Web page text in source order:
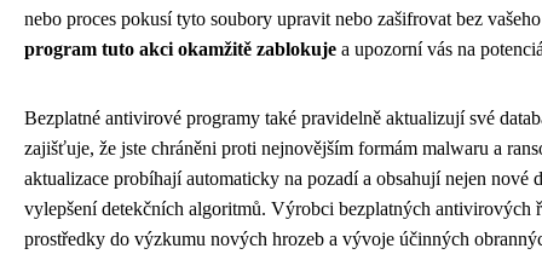
nebo proces pokusí tyto soubory upravit nebo zašifrovat bez
program tuto akci okamžitě zablokuje a upozorní vás na
Bezplatné antivirové programy také pravidelně aktualizují své
zajišťuje, že jste chráněni proti nejnovějším formám malwaru a
aktualizace probíhají automaticky na pozadí a obsahují nejen nové
vylepšení detekčních algoritmů. Výrobci bezplatných antivirových
prostředky do výzkumu nových hrozeb a vývoje účinných